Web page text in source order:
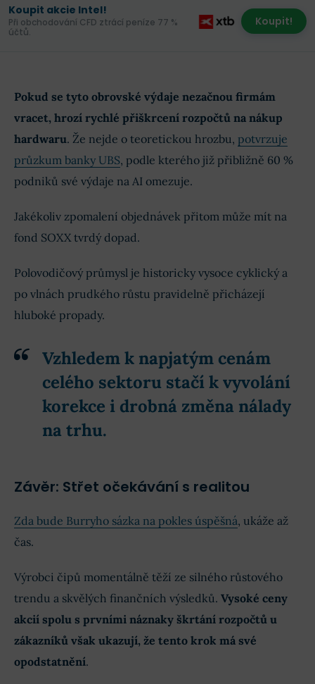
Koupit akcie Intel!
Při obchodování CFD ztrácí peníze 77 %
účtů.
Koupit!
Pokud se tyto obrovské výdaje nezačnou firmám
vracet, hrozí rychlé přiškrcení rozpočtů na nákup
hardwaru. Že nejde o teoretickou hrozbu, potvrzuje
průzkum banky UBS, podle kterého již přibližně 60 %
podniků své výdaje na AI omezuje.
Jakékoliv zpomalení objednávek přitom může mít na
fond SOXX tvrdý dopad.
Polovodičový průmysl je historicky vysoce cyklický a
po vlnách prudkého růstu pravidelně přicházejí
hluboké propady.
Vzhledem k napjatým cenám
celého sektoru stačí k vyvolání
korekce i drobná změna nálady
na trhu.
Závěr: Střet očekávání s realitou
Zda bude Burryho sázka na pokles úspěšná, ukáže až
čas.
Výrobci čipů momentálně těží ze silného růstového
trendu a skvělých finančních výsledků. Vysoké ceny
akcií spolu s prvními náznaky škrtání rozpočtů u
zákazníků však ukazují, že tento krok má své
opodstatnění.